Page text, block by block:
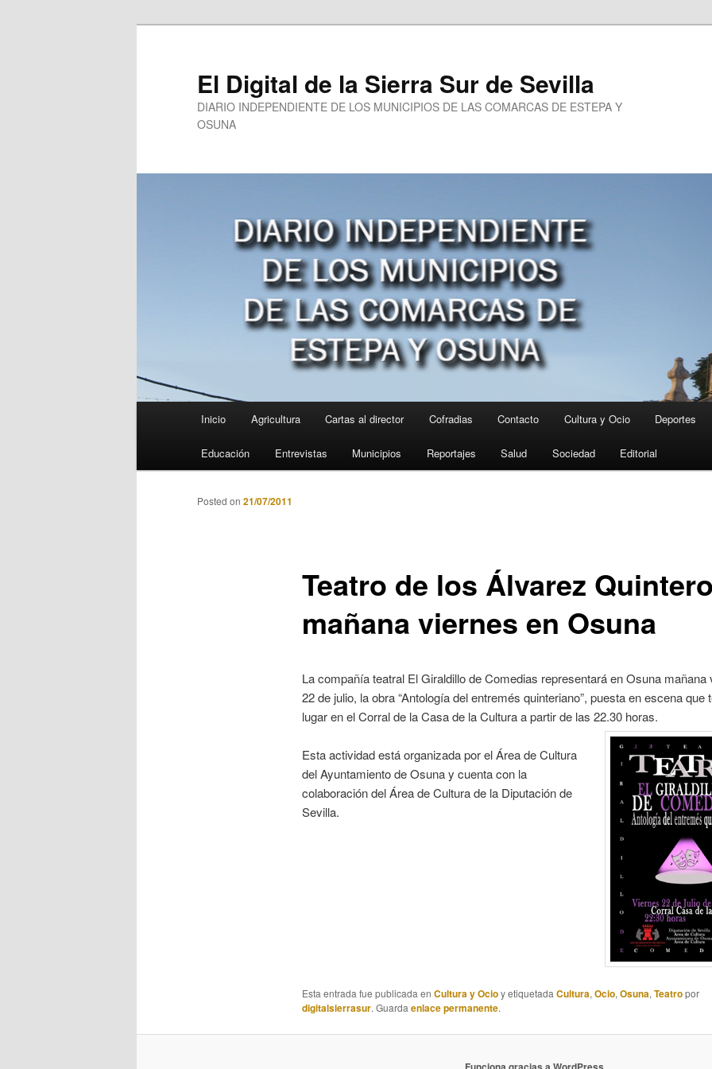
El Digital de la Sierra Sur de Sevilla
DIARIO INDEPENDIENTE DE LOS MUNICIPIOS DE LAS COMARCAS DE ESTEPA Y
OSUNA
Inicio Agricultura Cartas al director Cofradias Contacto Cultura y Ocio Deportes
Educación Entrevistas Municipios Reportajes Salud Sociedad Editorial
Teatro de los Álvarez Quintero
mañana viernes en Osuna
Posted on 21/07/2011
La compañía teatral El Giraldillo de Comedias representará en Osuna mañana
22 de julio, la obra “Antología del entremés quinteriano”, puesta en escena que
lugar en el Corral de la Casa de la Cultura a partir de las 22.30 horas.
Esta actividad está organizada por el Área de Cultura
del Ayuntamiento de Osuna y cuenta con la
colaboración del Área de Cultura de la Diputación de
Sevilla.
Esta entrada fue publicada en Cultura y Ocioy etiquetada Cultura, Ocio, Osuna, Teatropor
digitalsierrasur. Guarda enlace permanente.